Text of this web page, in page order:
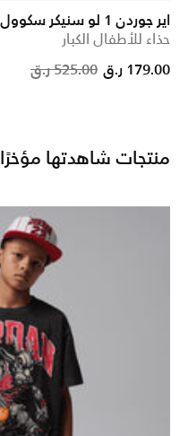
اير جوردن 1 لو سنيكر سكوول
حذاء للأطفال الكبار
Price
525.00 ر.ق to
179.00 ر.ق
منتجات شاهدتها مؤخرًا